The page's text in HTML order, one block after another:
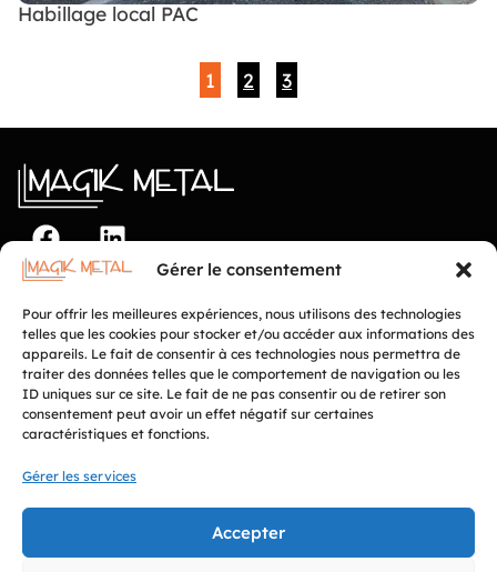
Gérer le consentement
Pour offrir les meilleures expériences, nous utilisons des technologies
telles que les cookies pour stocker et/ou accéder aux informations des
appareils. Le fait de consentir à ces technologies nous permettra de
traiter des données telles que le comportement de navigation ou les
ID uniques sur ce site. Le fait de ne pas consentir ou de retirer son
consentement peut avoir un effet négatif sur certaines
caractéristiques et fonctions.
Gérer les services
Accepter
Habillage local PAC
1 2 3
© Magik Métal. Tout droit réservés
Politique de cookies
Conditions d’utilisation
Fabriqué avec ♥ parPro-sima
Expertise
Matériaux utilisés
Société
Réalisations
Collaboration